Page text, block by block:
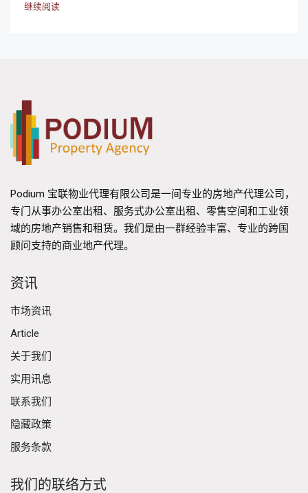
继续阅读
Podium 宝联物业代理有限公司是一间专业的房地产代理公司，
专门从事办公室出租、服务式办公室出租、零售空间和工业领
域的房地产销售和租赁。我们是由一群经验丰富、专业的跨国
顾问支持的商业地产代理。
资讯
市场资讯
Article
关于我们
实用讯息
联系我们
隐藏政策
服务条款
我们的联络方式